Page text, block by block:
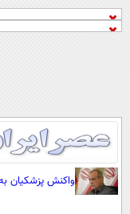
واکنش پزشکیان